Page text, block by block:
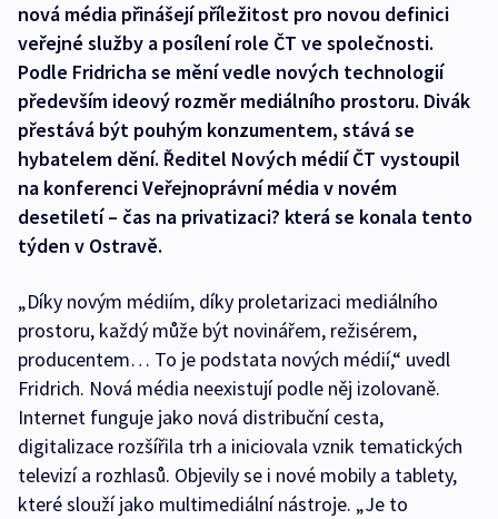
nová média přinášejí příležitost pro novou definici
veřejné služby a posílení role ČT ve společnosti.
Podle Fridricha se mění vedle nových technologií
především ideový rozměr mediálního prostoru. Divák
přestává být pouhým konzumentem, stává se
hybatelem dění. Ředitel Nových médií ČT vystoupil
na konferenci Veřejnoprávní média v novém
desetiletí – čas na privatizaci? která se konala tento
týden v Ostravě.
„Díky novým médiím, díky proletarizaci mediálního
prostoru, každý může být novinářem, režisérem,
producentem… To je podstata nových médií,“ uvedl
Fridrich. Nová média neexistují podle něj izolovaně.
Internet funguje jako nová distribuční cesta,
digitalizace rozšířila trh a iniciovala vznik tematických
televizí a rozhlasů. Objevily se i nové mobily a tablety,
které slouží jako multimediální nástroje. „Je to